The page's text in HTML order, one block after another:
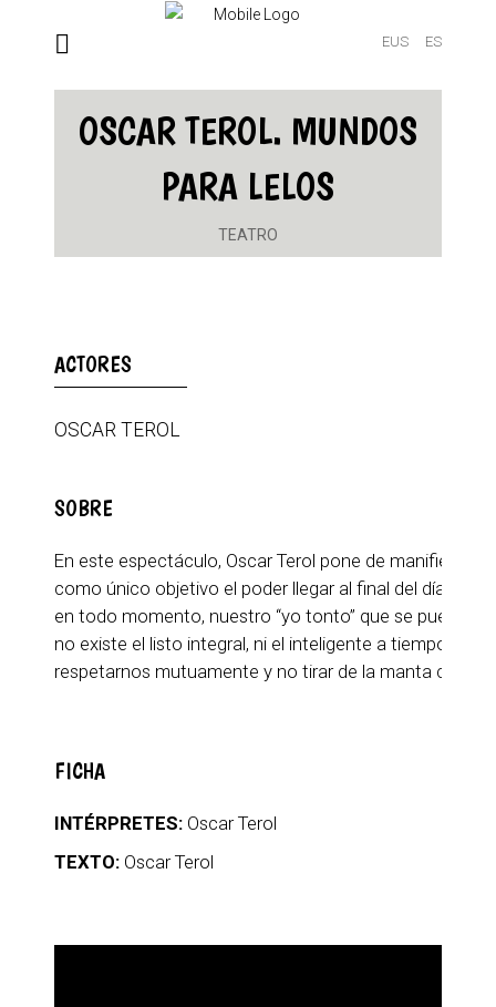
EUS ES
OSCAR TEROL. MUNDOS
PARA LELOS
TEATRO
ACTORES
OSCAR TEROL
SOBRE
En este espectáculo, Oscar Terol pone de manifiesto
como único objetivo el poder llegar al final del día
en todo momento, nuestro “yo tonto” que se puede
no existe el listo integral, ni el inteligente a tiempo
respetarnos mutuamente y no tirar de la manta
FICHA
INTÉRPRETES: Oscar Terol
TEXTO: Oscar Terol